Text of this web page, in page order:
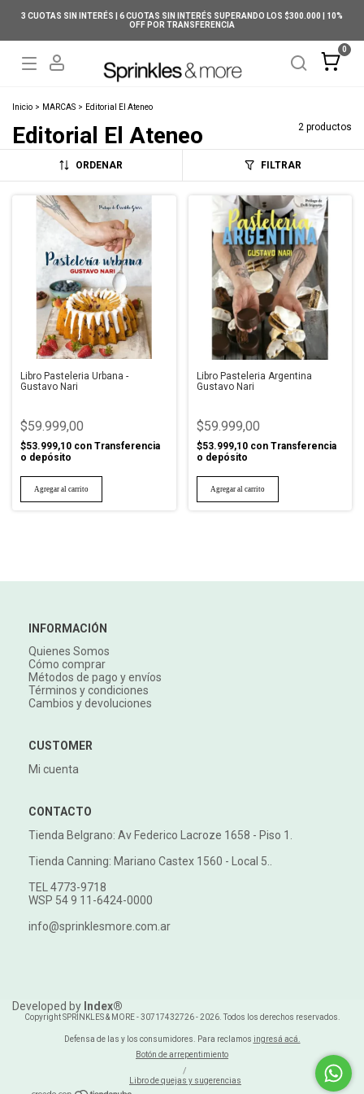
3 CUOTAS SIN INTERÉS | 6 CUOTAS SIN INTERÉS SUPERANDO LOS $300.000 | 10%
OFF POR TRANSFERENCIA
0
Inicio > MARCAS > Editorial El Ateneo
Editorial El Ateneo 2 productos
ORDENAR FILTRAR
Libro Pasteleria Urbana -
Gustavo Nari
$59.999,00
$53.999,10 con Transferencia
o depósito
Libro Pasteleria Argentina
Gustavo Nari
$59.999,00
$53.999,10 con Transferencia
o depósito
INFORMACIÓN
Quienes Somos
Cómo comprar
Métodos de pago y envíos
Términos y condiciones
Cambios y devoluciones
CUSTOMER
Mi cuenta
CONTACTO
Tienda Belgrano: Av Federico Lacroze 1658 - Piso 1.
Tienda Canning: Mariano Castex 1560 - Local 5..
TEL 4773-9718
WSP 54 9 11-6424-0000
info@sprinklesmore.com.ar
Developed by Index®
Copyright SPRINKLES & MORE - 30717432726 - 2026. Todos los derechos reservados.
Defensa de las y los consumidores. Para reclamos ingresá acá.
Botón de arrepentimiento
/
Libro de quejas y sugerencias